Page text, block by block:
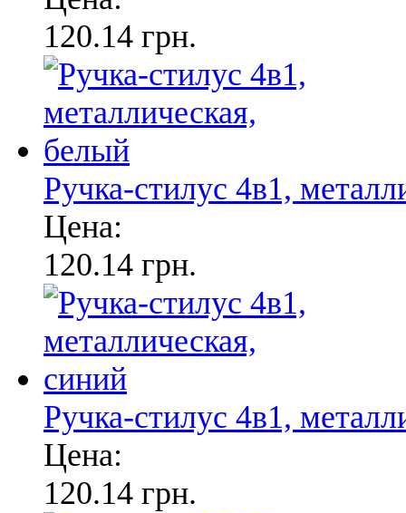
120.14 грн.
Ручка-стилус 4в1,
Цена:
120.14 грн.
Ручка-стилус 4в1,
Цена:
120.14 грн.